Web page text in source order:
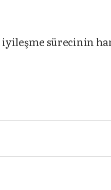
iyileşme sürecinin